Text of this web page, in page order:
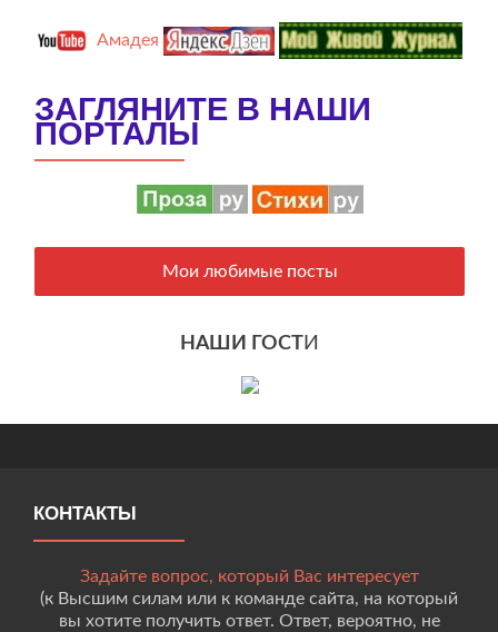
Амадея
ЗАГЛЯНИТЕ В НАШИ
ПОРТАЛЫ
Мои любимые посты
НАШИ ГОСТИ
КОНТАКТЫ
Задайте вопрос, который Вас интересует
(к Высшим силам или к команде сайта, на который
вы хотите получить ответ. Ответ, вероятно, не